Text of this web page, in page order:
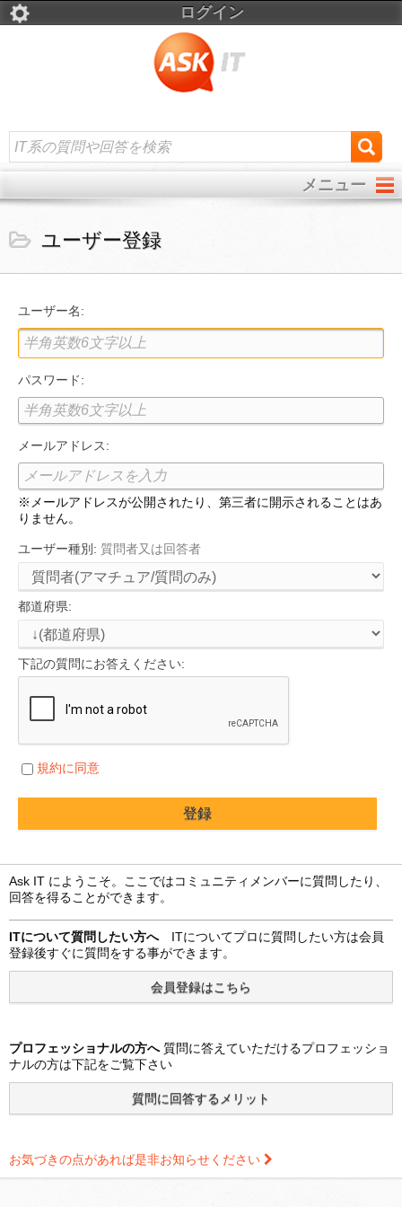
ログイン
メニュー
ユーザー登録
ユーザー名:
パスワード:
メールアドレス:
※メールアドレスが公開されたり、第三者に開示されることはあ
りません。
ユーザー種別: 質問者又は回答者
都道府県:
下記の質問にお答えください:
規約に同意
Ask IT にようこそ。ここではコミュニティメンバーに質問したり、
回答を得ることができます。
ITについて質問したい方へITについてプロに質問したい方は会員
登録後すぐに質問をする事ができます。
プロフェッショナルの方へ質問に答えていただけるプロフェッショ
ナルの方は下記をご覧下さい
お気づきの点があれば是非お知らせください